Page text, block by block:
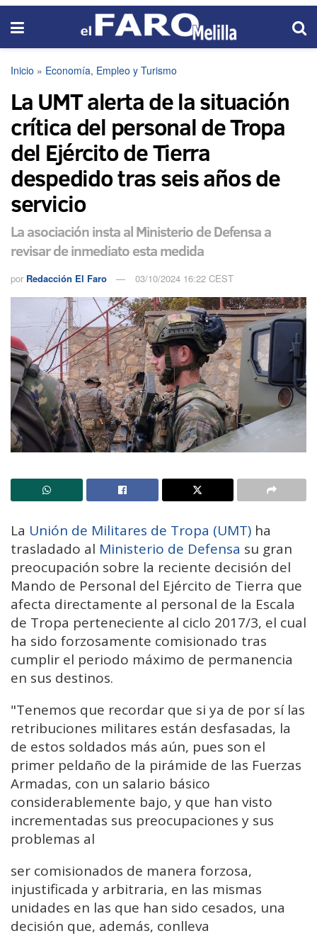
Inicio » Economía, Empleo y Turismo
La UMT alerta de la situación
crítica del personal de Tropa
del Ejército de Tierra
despedido tras seis años de
servicio
La asociación insta al Ministerio de Defensa a
revisar de inmediato esta medida
por Redacción El Faro 03/10/2024 16:22 CEST
La Unión de Militares de Tropa (UMT) ha
trasladado al Ministerio de Defensa su gran
preocupación sobre la reciente decisión del
Mando de Personal del Ejército de Tierra que
afecta directamente al personal de la Escala
de Tropa perteneciente al ciclo 2017/3, el cual
ha sido forzosamente comisionado tras
cumplir el periodo máximo de permanencia
en sus destinos.
"Tenemos que recordar que si ya de por sí las
retribuciones militares están desfasadas, la
de estos soldados más aún, pues son el
primer peldaño de la pirámide de las Fuerzas
Armadas, con un salario básico
considerablemente bajo, y que han visto
incrementadas sus preocupaciones y sus
problemas al
ser comisionados de manera forzosa,
injustificada y arbitraria, en las mismas
unidades en las que han sido cesados, una
decisión que, además, conlleva